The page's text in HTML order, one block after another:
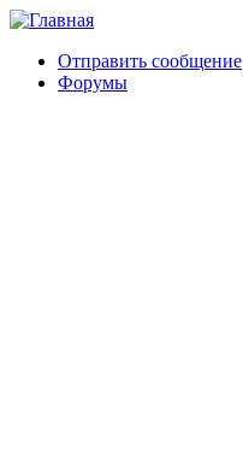
Отправить сообщение
Форумы